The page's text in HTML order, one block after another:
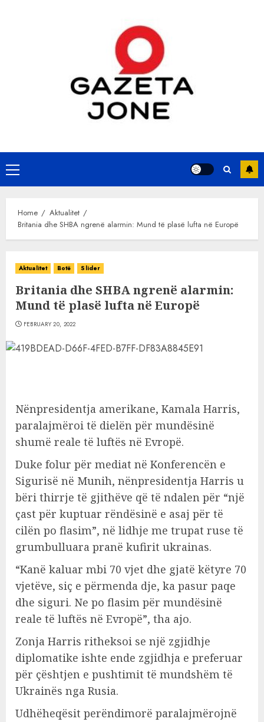
Primary
Menu
Home
Aktualitet
Britania dhe SHBA ngrenë alarmin: Mund të plasë lufta në Europë
Aktualitet Botë Slider
Britania dhe SHBA ngrenë alarmin:
Mund të plasë lufta në Europë
FEBRUARY 20, 2022
Nënpresidentja amerikane, Kamala Harris,
paralajmëroi të dielën për mundësinë
shumë reale të luftës në Evropë.
Duke folur për mediat në Konferencën e
Sigurisë në Munih, nënpresidentja Harris u
bëri thirrje të gjithëve që të ndalen për “një
çast për kuptuar rëndësinë e asaj për të
cilën po flasim”, në lidhje me trupat ruse të
grumbulluara pranë kufirit ukrainas.
“Kanë kaluar mbi 70 vjet dhe gjatë këtyre 70
vjetëve, siç e përmenda dje, ka pasur paqe
dhe siguri. Ne po flasim për mundësinë
reale të luftës në Evropë”, tha ajo.
Zonja Harris ritheksoi se një zgjidhje
diplomatike ishte ende zgjidhja e preferuar
për çështjen e pushtimit të mundshëm të
Ukrainës nga Rusia.
Udhëheqësit perëndimorë paralajmërojnë